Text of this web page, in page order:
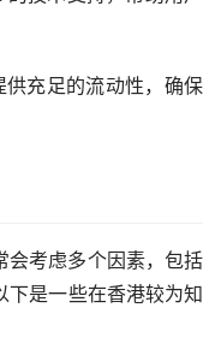
供充足的流动性，确保
会考虑多个因素，包括
下是一些在香港较为知